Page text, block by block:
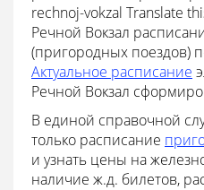
rechnoj-vokzal Translate
Речной Вокзал
(пригородных поездов)
Актуальное расписание
Речной Вокзал
В единой справочной
только расписание
и узнать цены на
наличие ж.д. билетов,